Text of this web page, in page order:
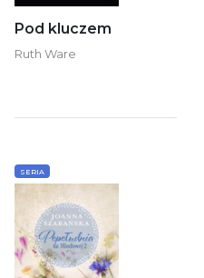
Pod kluczem
Ruth Ware
SERIA